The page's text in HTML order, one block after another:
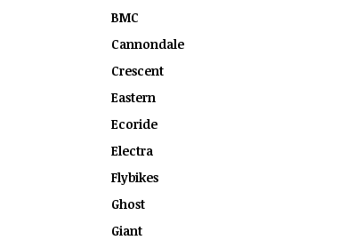
BMC
Cannondale
Crescent
Eastern
Ecoride
Electra
Flybikes
Ghost
Giant